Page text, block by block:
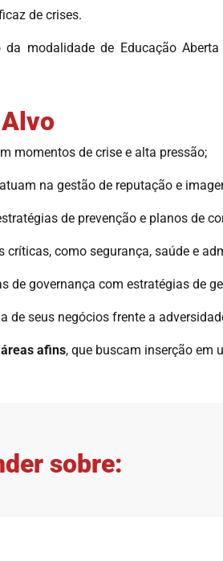
de crises.
modalidade de Educação
Alvo
momentos de crise e alta pressão;
na gestão de reputação e
de prevenção e planos de
críticas, como segurança, saúde e
de governança com estratégias de
de seus negócios frente a
afins, que buscam inserção em
sobre: